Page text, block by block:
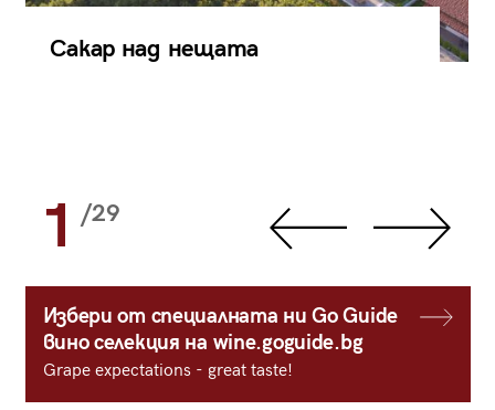
Сакар над нещата
1 /29
Избери от специалната ни Go Guide
вино селекция на wine.goguide.bg
Grape expectations - great taste!